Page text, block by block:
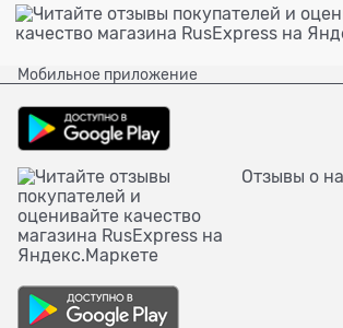
Мобильное приложение
Отзывы о